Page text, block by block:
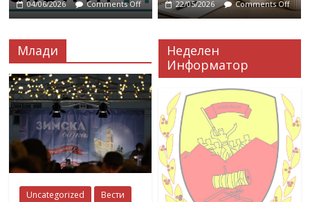
04/06/2026 Comments Off 22/05/2026 Comments Off
Млади
Uncategorized
Вести
Неделен
Информатор